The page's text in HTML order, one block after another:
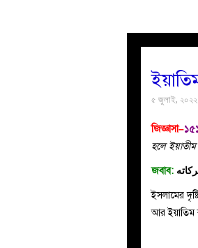
৫ জুলাই, ২০২২
জিজ্ঞাসা–
হলে
জবাব:
ইসলামের